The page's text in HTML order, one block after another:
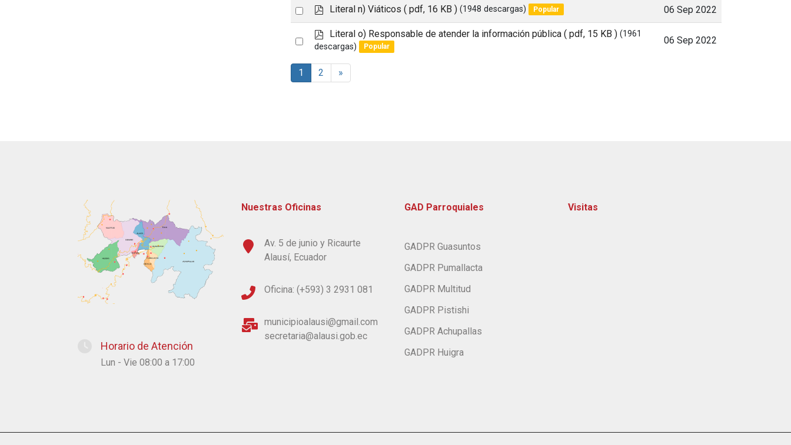
item
Select
an
item
pLiteral n) Viáticos ( pdf, 16 KB ) (1948 descargas) Popular 06 Sep 2022
Select
item
p
d
Literal o) Responsable de atender la información pública ( pdf, 15 KB ) (1961
descargas)
Popular
06 Sep 2022
1 2 »
Horario de Atención
Lun - Vie 08:00 a 17:00
Nuestras Oficinas
Av. 5 de junio y Ricaurte
Alausí, Ecuador
Oficina: (+593) 3 2931 081
municipioalausi@gmail.com
secretaria@alausi.gob.ec
GAD Parroquiales
GADPR Guasuntos
GADPR Pumallacta
GADPR Multitud
GADPR Pistishi
GADPR Achupallas
GADPR Huigra
Visitas